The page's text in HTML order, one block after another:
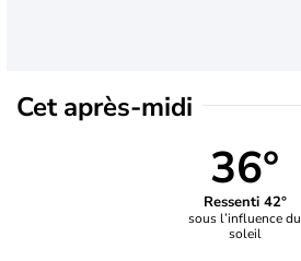
Cet après-midi
36°
Ressenti 42°
sous l’influence du
soleil